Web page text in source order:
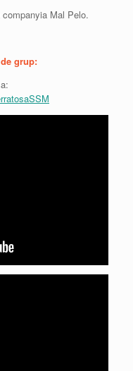
Mal Pelo.
grup: